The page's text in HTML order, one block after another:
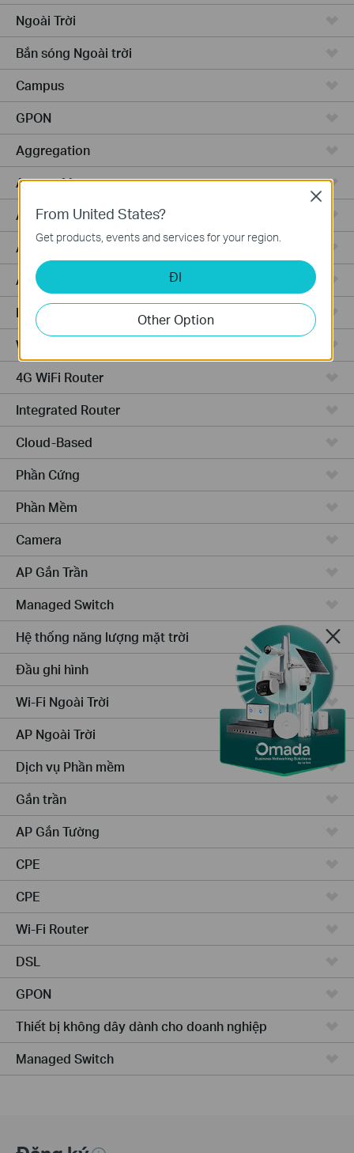
Ngoài Trời
Bắn sóng Ngoài trời
Campus
GPON
Aggregation
Access Max
Access Pro
Access
Access Plus
Router Có Dây
WiFi Router
4G WiFi Router
Integrated Router
Cloud-Based
Phần Cứng
Phần Mềm
Camera
AP Gắn Trần
Managed Switch
Hệ thống năng lượng mặt trời
Đầu ghi hình
Wi-Fi Ngoài Trời
AP Ngoài Trời
Dịch vụ Phần mềm
Gắn trần
AP Gắn Tường
CPE
CPE
Wi-Fi Router
DSL
GPON
Thiết bị không dây dành cho doanh nghiệp
Managed Switch
From United States?
Get products, events and services for your region.
ĐI
Other Option
Close